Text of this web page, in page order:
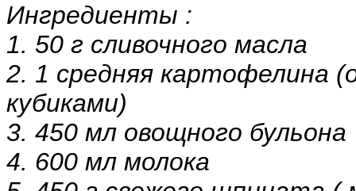
Ингредиенты :
1. 50 г сливочного масла
2. 1 средняя картофелина
кубиками)
3. 450 мл овощного бульона
4. 600 мл молока